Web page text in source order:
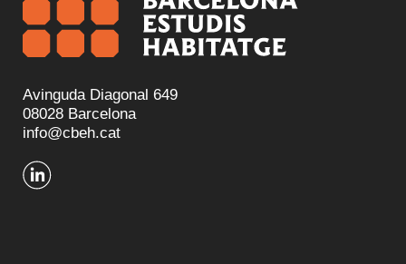
Avinguda Diagonal 649
08028 Barcelona
info@cbeh.cat